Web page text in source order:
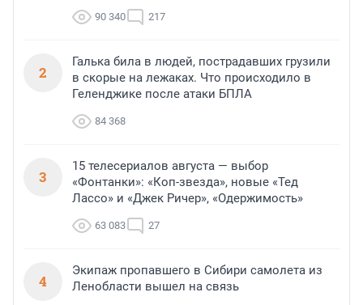
90 340 217
2
Галька била в людей, пострадавших грузили
в скорые на лежаках. Что происходило в
Геленджике после атаки БПЛА
84 368
3
15 телесериалов августа — выбор
«Фонтанки»: «Коп-звезда», новые «Тед
Лассо» и «Джек Ричер», «Одержимость»
63 083 27
4
Экипаж пропавшего в Сибири самолета из
Ленобласти вышел на связь